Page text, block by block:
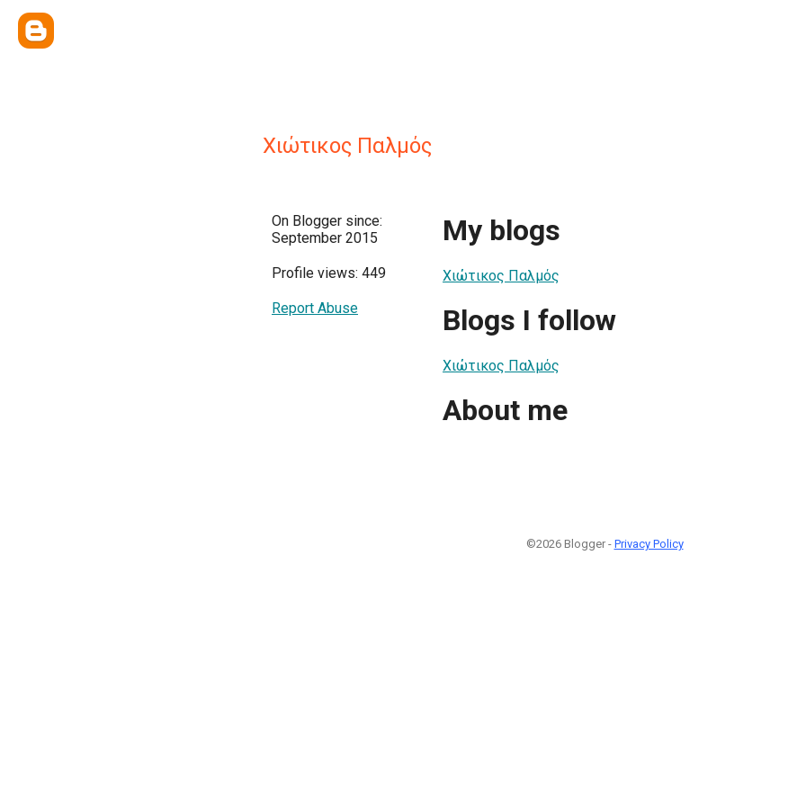
Χιώτικος Παλμός
On Blogger since:
September 2015
Profile views: 449
Report Abuse
My blogs
Χιώτικος Παλμός
Blogs I follow
Χιώτικος Παλμός
About me
©2026 Blogger - Privacy Policy